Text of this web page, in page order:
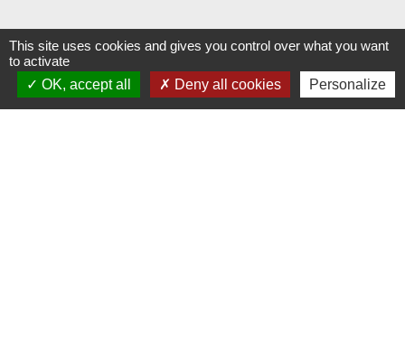
Contacts
This site uses cookies and gives you control over what you want
to activate
OK, accept all
Deny all cookies Personalize